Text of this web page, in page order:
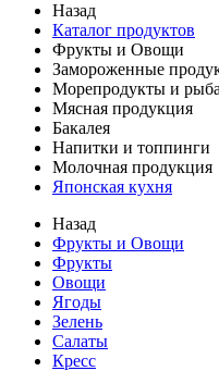
Назад
Каталог продуктов
Фрукты и Овощи
Замороженные
Морепродукты и рыба
Мясная продукция
Бакалея
Напитки и топпинги
Молочная продукция
Японская кухня
Назад
Фрукты и Овощи
Фрукты
Овощи
Ягоды
Зелень
Салаты
Кресс